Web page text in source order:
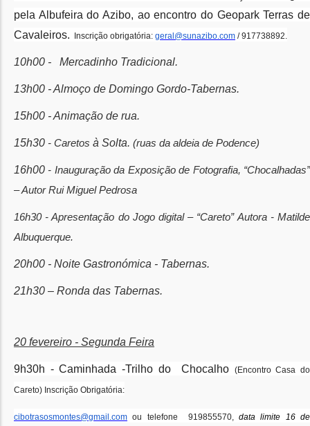
pela Albufeira do Azibo, ao encontro do Geopark Terras de
Cavaleiros. Inscrição obrigatória: geral@sunazibo.com / 917738892.
10h00 - Mercadinho Tradicional.
13h00 - Almoço de Domingo Gordo-Tabernas.
15h00 - Animação de rua.
15h30 - Caretos à Solta. (ruas da aldeia de Podence)
16h00 - Inauguração da Exposição de Fotografia, “Chocalhadas”
– Autor Rui Miguel Pedrosa
16h30 - Apresentação do Jogo digital – “Careto” Autora - Matilde
Albuquerque.
20h00 - Noite Gastronómica - Tabernas.
21h30 – Ronda das Tabernas.
20 fevereiro - Segunda Feira
9h30h -Caminhada -Trilho do Chocalho (Encontro Casa do
Careto) Inscrição Obrigatória:
cibotrasosmontes@gmail.com ou telefone 919855570,data limite 16 de